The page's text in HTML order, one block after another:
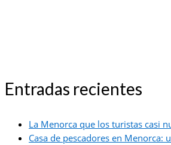
Entradas recientes
La Menorca que los turistas casi
Casa de pescadores en Menorca: